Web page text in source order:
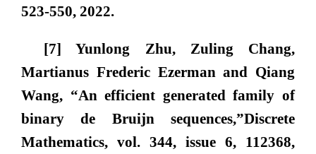
523-550, 2022.
[7] Yunlong Zhu, Zuling Chang,
Martianus Frederic Ezerman and Qiang
Wang, “An efficient generated family of
binary de Bruijn sequences,”Discrete
Mathematics, vol. 344, issue 6, 112368,